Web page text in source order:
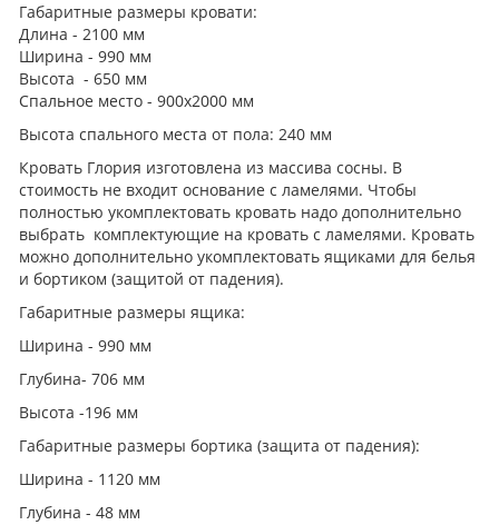
Габаритные размеры кровати:
Длина - 2100 мм
Ширина - 990 мм
Высота - 650 мм
Спальное место - 900х2000 мм
Высота спального места от пола: 240 мм
Кровать Глория изготовлена из массива сосны. В
стоимость не входит основание с ламелями. Чтобы
полностью укомплектовать кровать надо дополнительно
выбрать комплектующие на кровать с ламелями. Кровать
можно дополнительно укомплектовать ящиками для белья
и бортиком (защитой от падения).
Габаритные размеры ящика:
Ширина - 990 мм
Глубина- 706 мм
Высота -196 мм
Габаритные размеры бортика (защита от падения):
Ширина - 1120 мм
Глубина - 48 мм